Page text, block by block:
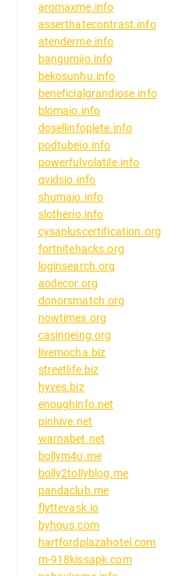
aromaxme.info
asserthatecontrast.info
atenderme.info
bangumiio.info
bekosunhu.info
beneficialgrandiose.info
blomaio.info
dosellinfoplete.info
podtubeio.info
powerfulvolatile.info
qvidsio.info
shumaio.info
slotherio.info
cysapluscertification.org
fortnitehacks.org
loginsearch.org
aodecor.org
donorsmatch.org
nowtimes.org
casinoeing.org
livemocha.biz
streetlife.biz
hyves.biz
enoughinfo.net
pinhive.net
warnabet.net
bollym4u.me
bolly2tollyblog.me
pandaclub.me
flyttevask.io
byhous.com
hartfordplazahotel.com
m-918kissapk.com